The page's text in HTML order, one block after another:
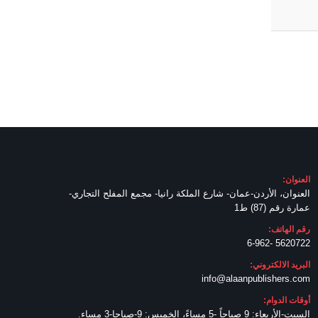
العنوان:
العنوان، الأردن-عمان- شارع الملكة رانيا- مجمع المفلح التجاري-
عمارة رقم (87) ط1
رقم الهاتف:
5620722 -6-962
البريد الالكتروني:
info@alaanpublishers.com
أوقات الدوام:
السبت-الأربعاء: 9 صباحاً -5 مساءً، الخميس: 9-صباحا-3 مساء.